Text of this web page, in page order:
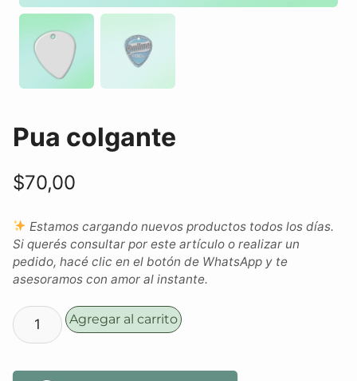
Pua colgante
$70,00
Estamos cargando nuevos productos todos los días.
Si querés consultar por este artículo o realizar un
pedido, hacé clic en el botón de WhatsApp y te
asesoramos con amor al instante.
Agregar al carrito